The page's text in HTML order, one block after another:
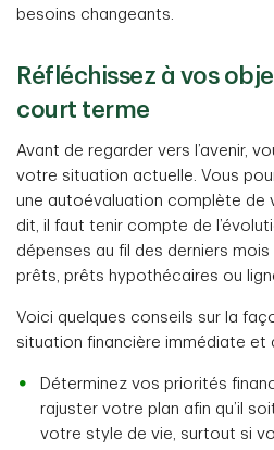
besoins changeants.
Réfléchissez à vos
court terme
Avant de regarder vers l’avenir,
votre situation actuelle. Vous
une autoévaluation complète de
dit, il faut tenir compte de
dépenses au fil des derniers
prêts, prêts hypothécaires ou
Voici quelques conseils sur la
situation financière immédiate et
Déterminez vos priorités
rajuster votre plan afin qu’il
votre style de vie, surtout si